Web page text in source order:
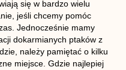
się w bardzo wielu
jeśli chcemy pomóc
Jednocześnie mamy
dokarmianych ptaków z
należy pamiętać o kilku
miejsce. Gdzie najlepiej